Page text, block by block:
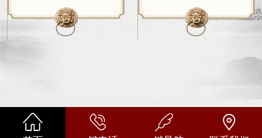
最广泛的是清永陵神树的
腰，陵后山峦起伏，...